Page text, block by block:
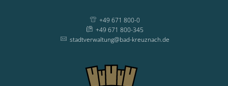
+49 671 800-0
+49 671 800-345
stadtverwaltung@bad-kreuznach.de